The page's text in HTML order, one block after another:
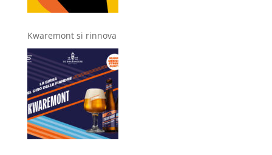
Kwaremont si rinnova